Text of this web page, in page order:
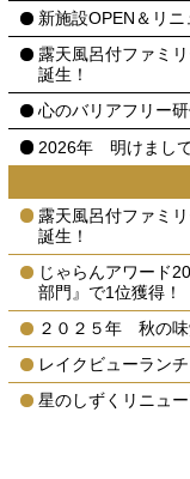
新施設OPEN＆リ
露天風呂付ファミ
誕生！
心のバリアフリー
2026年 明けまして
露天風呂付ファミ
誕生！
じゃらんアワード
部門』で1位獲得！
２０２５年 秋の味
レイクビューラン
星のしずくリニュ